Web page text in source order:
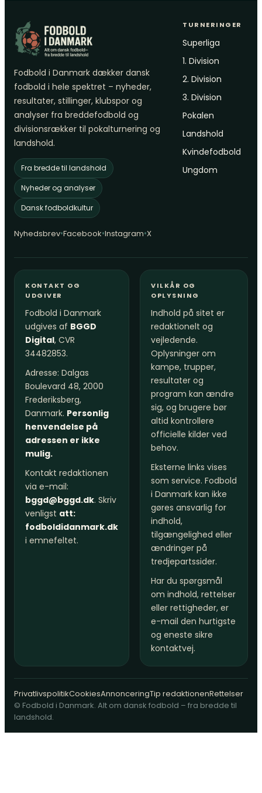
Fodbold i Danmark dækker dansk
fodbold i hele spektret – nyheder,
resultater, stillinger, klubspor og
analyser fra breddefodbold og
divisionsrækker til pokalturnering og
landshold.
Fra bredde til landshold
Nyheder og analyser
Dansk fodboldkultur
Nyhedsbrev•Facebook•Instagram•X
TURNERINGER
Superliga
1. Division
2. Division
3. Division
Pokalen
Landshold
Kvindefodbold
Ungdom
KONTAKT OG
UDGIVER
Fodbold i Danmark
udgives af BGGD
Digital, CVR
34482853.
Adresse: Dalgas
Boulevard 48, 2000
Frederiksberg,
Danmark. Personlig
henvendelse på
adressen er ikke
mulig.
Kontakt redaktionen
via e-mail:
bggd@bggd.dk. Skriv
venligst att:
fodboldidanmark.dk
i emnefeltet.
VILKÅR OG
OPLYSNING
Indhold på sitet er
redaktionelt og
vejledende.
Oplysninger om
kampe, trupper,
resultater og
program kan ændre
sig, og brugere bør
altid kontrollere
officielle kilder ved
behov.
Eksterne links vises
som service. Fodbold
i Danmark kan ikke
gøres ansvarlig for
indhold,
tilgængelighed eller
ændringer på
tredjepartssider.
Har du spørgsmål
om indhold, rettelser
eller rettigheder, er
e-mail den hurtigste
og eneste sikre
kontaktvej.
PrivatlivspolitikCookiesAnnonceringTip redaktionenRettelser
© Fodbold i Danmark. Alt om dansk fodbold – fra bredde til
landshold.